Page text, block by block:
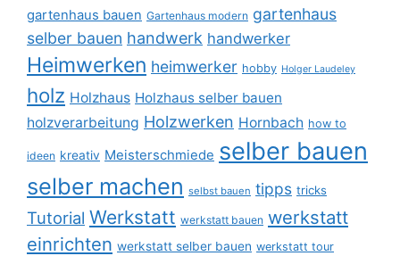
gartenhaus bauen Gartenhaus modern gartenhaus
selber bauen handwerk handwerker
Heimwerken heimwerker hobby Holger Laudeley
holz Holzhaus Holzhaus selber bauen
holzverarbeitung Holzwerken Hornbach how to
ideen kreativ Meisterschmiede selber bauen
selber machen selbst bauen tipps tricks
Tutorial Werkstatt werkstatt bauen werkstatt
einrichten werkstatt selber bauen werkstatt tour